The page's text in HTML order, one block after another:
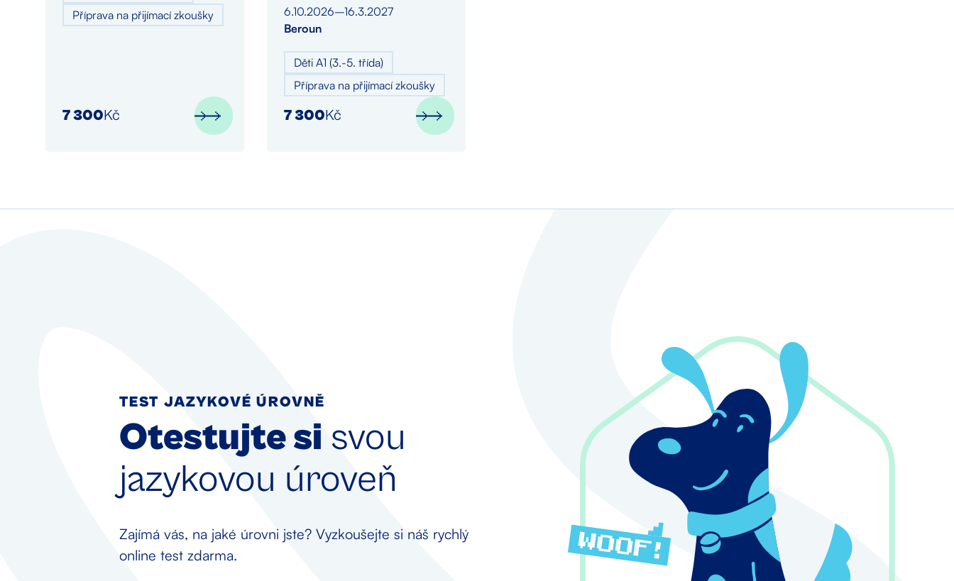
Příprava na přijímací zkoušky
7 300Kč
6.10.2026–16.3.2027
Beroun
Děti A1 (3.-5. třída)
Příprava na přijímací zkoušky
7 300Kč
TEST JAZYKOVÉ ÚROVNĚ
Otestujte si svou
jazykovou úroveň
Zajímá vás, na jaké úrovni jste? Vyzkoušejte si náš rychlý
online test zdarma.